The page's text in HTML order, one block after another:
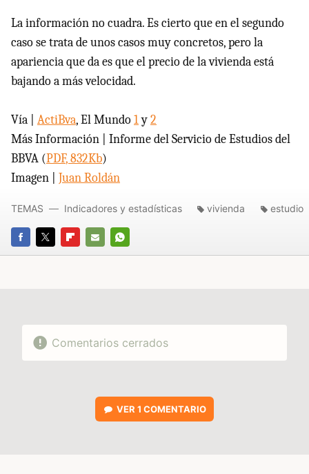
La información no cuadra. Es cierto que en el segundo
caso se trata de unos casos muy concretos, pero la
apariencia que da es que el precio de la vivienda está
bajando a más velocidad.
Vía | ActiBva, El Mundo1y2
Más Información | Informe del Servicio de Estudios del
BBVA (PDF, 832Kb)
Imagen | Juan Roldán
FACEBOOK
TWITTERFLIPBOARD
E-
WHATSAPP
TEMAS Indicadores y estadísticas vivienda estudio
Comentarios cerrados
VER 1 COMENTARIO